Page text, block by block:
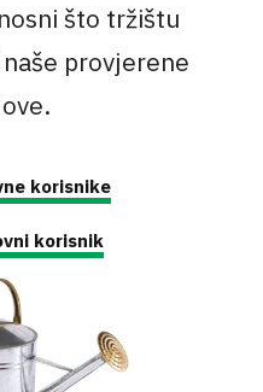
što tržištu
provjerene
korisnike
korisnik